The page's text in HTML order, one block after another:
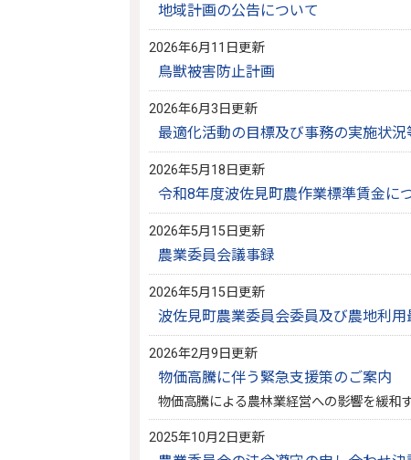
地域計画の公告について
2026年6月11日更新
鳥獣被害防止計画
2026年6月3日更新
最適化活動の目標及び事務の実施状況
2026年5月18日更新
令和8年度波佐見町農作業標準賃金に
2026年5月15日更新
農業委員会議事録
2026年5月15日更新
波佐見町農業委員会委員及び農地利
2026年2月9日更新
物価高騰に伴う緊急支援策のご案内
物価高騰による農林業経営への影響を緩和
2025年10月2日更新